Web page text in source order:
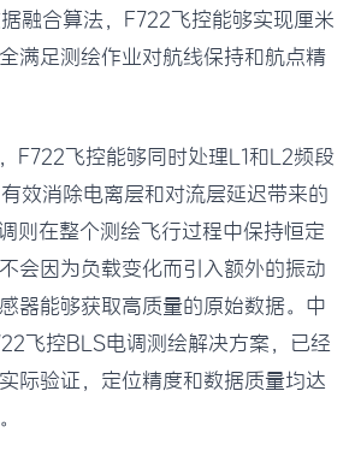
融合算法，F722飞控能够实现厘米
满足测绘作业对航线保持和航点精
F722飞控能够同时处理L1和L2频段
效消除电离层和对流层延迟带来的
则在整个测绘飞行过程中保持恒定
会因为负载变化而引入额外的振动
器能够获取高质量的原始数据。中
飞控BLS电调测绘解决方案，已经
际验证，定位精度和数据质量均达